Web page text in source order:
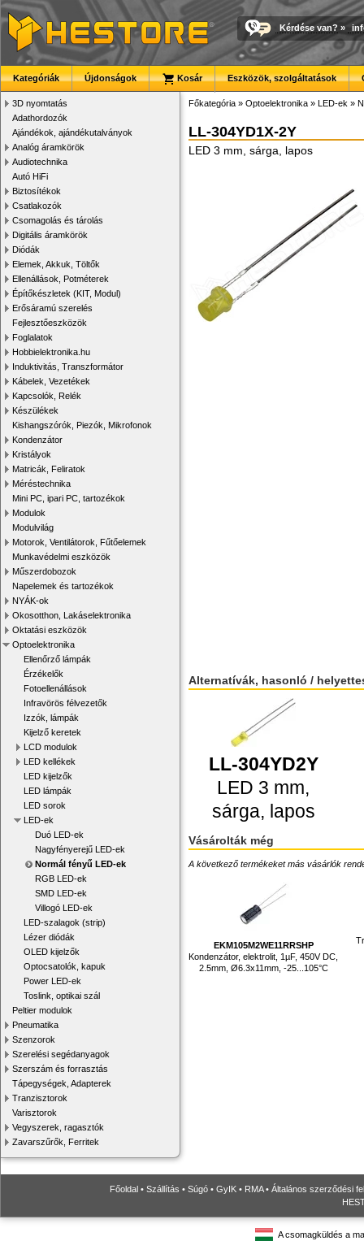
Kérdése van? »
Kategóriák Újdonságok Kosár Eszközök, szolgáltatások
3D nyomtatás
Adathordozók
Ajándékok, ajándékutalványok
Analóg áramkörök
Audiotechnika
Autó HiFi
Biztosítékok
Csatlakozók
Csomagolás és tárolás
Digitális áramkörök
Diódák
Elemek, Akkuk, Töltők
Ellenállások, Potméterek
Építőkészletek (KIT, Modul)
Erősáramú szerelés
Fejlesztőeszközök
Foglalatok
Hobbielektronika.hu
Induktivitás, Transzformátor
Kábelek, Vezetékek
Kapcsolók, Relék
Készülékek
Kishangszórók, Piezók, Mikrofonok
Kondenzátor
Kristályok
Matricák, Feliratok
Méréstechnika
Mini PC, ipari PC, tartozékok
Modulok
Modulvilág
Motorok, Ventilátorok, Fűtőelemek
Munkavédelmi eszközök
Műszerdobozok
Napelemek és tartozékok
NYÁK-ok
Okosotthon, Lakáselektronika
Oktatási eszközök
Optoelektronika
Ellenőrző lámpák
Érzékelők
Fotoellenállások
Infravörös félvezetők
Izzók, lámpák
Kijelző keretek
LCD modulok
LED kellékek
LED kijelzők
LED lámpák
LED sorok
LED-ek
Duó LED-ek
Nagyfényerejű LED-ek
Normál fényű LED-ek
RGB LED-ek
SMD LED-ek
Villogó LED-ek
LED-szalagok (strip)
Lézer diódák
OLED kijelzők
Optocsatolók, kapuk
Power LED-ek
Toslink, optikai szál
Peltier modulok
Pneumatika
Szenzorok
Szerelési segédanyagok
Szerszám és forrasztás
Tápegységek, Adapterek
Tranzisztorok
Varisztorok
Vegyszerek, ragasztók
Zavarszűrők, Ferritek
Főkategória » Optoelektronika » LED-ek »
LL-304YD1X-2Y
LED 3 mm, sárga, lapos
Alternatívák, hasonló /
LL-304YD2Y
LED 3 mm,
sárga, lapos
Vásárolták még
A következő termékeket más vásárlók
EKM105M2WE11RRSHP
Kondenzátor, elektrolit, 1µF, 450V DC,
2.5mm, Ø6.3x11mm, -25...105°C
Főoldal • Szállítás • Súgó • GyIK • RMA• Általános szerződési
A csomagküldés a